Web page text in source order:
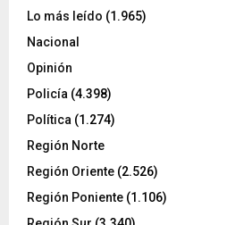
Lo más leído (1.965)
Nacional
Opinión
Policía (4.398)
Política (1.274)
Región Norte
Región Oriente (2.526)
Región Poniente (1.106)